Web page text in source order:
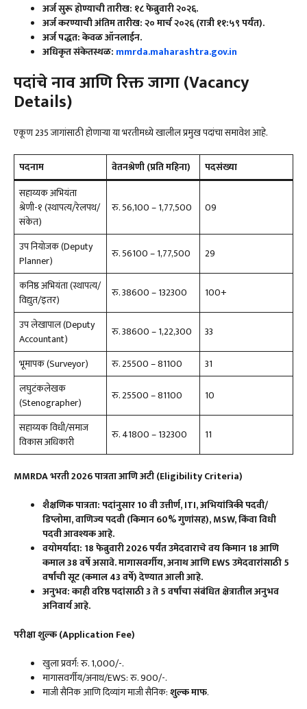
अर्ज सुरू होण्याची तारीख: १८ फेब्रुवारी २०२६.
अर्ज करण्याची अंतिम तारीख: २० मार्च २०२६ (रात्री ११:५९ पर्यंत).
अर्ज पद्धत: केवळ ऑनलाईन.
अधिकृत संकेतस्थळ: mmrda.maharashtra.gov.in
पदांचे नाव आणि रिक्त जागा (Vacancy
Details)
एकूण 235 जागांसाठी होणाऱ्या या भरतीमध्ये खालील प्रमुख पदांचा समावेश आहे.
पदनाम वेतनश्रेणी (प्रति महिना)
पदसंख्या
सहाय्यक अभियंता
श्रेणी-१ (स्थापत्य/रेलपथ/
संकेत)
रु. 56,100 – 1,77,500 09
उप नियोजक (Deputy
Planner)
रु. 56100 – 1,77,500 29
कनिष्ठ अभियंता (स्थापत्य/
विद्युत/इतर)
रु. 38600 – 132300 100+
उप लेखापाल (Deputy
Accountant)
रु. 38600 – 1,22,300 33
भूमापक (Surveyor) रु. 25500 – 81100
31
लघुटंकलेखक
(Stenographer)
रु. 25500 – 81100 10
सहाय्यक विधी/समाज
विकास अधिकारी
रु. 41800 – 132300 11
MMRDA भरती 2026पात्रता आणि अटी (Eligibility Criteria)
शैक्षणिक पात्रता: पदांनुसार10 वी उत्तीर्ण, ITI, अभियांत्रिकी पदवी/
डिप्लोमा, वाणिज्य पदवी (किमान 60% गुणांसह), MSW, किंवा विधी
पदवी आवश्यक आहे.
वयोमर्यादा: 18 फेब्रुवारी 2026 पर्यंत उमेदवाराचे वय किमान 18 आणि
कमाल 38 वर्षे असावे. मागासवर्गीय, अनाथ आणि EWS उमेदवारांसाठी 5
वर्षांची सूट (कमाल 43 वर्षे) देण्यात आली आहे.
अनुभव: काही वरिष्ठ पदांसाठी3 ते 5 वर्षांचा संबंधित क्षेत्रातील अनुभव
अनिवार्य आहे.
परीक्षा शुल्क (Application Fee)
खुला प्रवर्ग: रु. 1,000/-.
मागासवर्गीय/अनाथ/EWS: रु. 900/-.
माजी सैनिक आणि दिव्यांग माजी सैनिक:शुल्क माफ.